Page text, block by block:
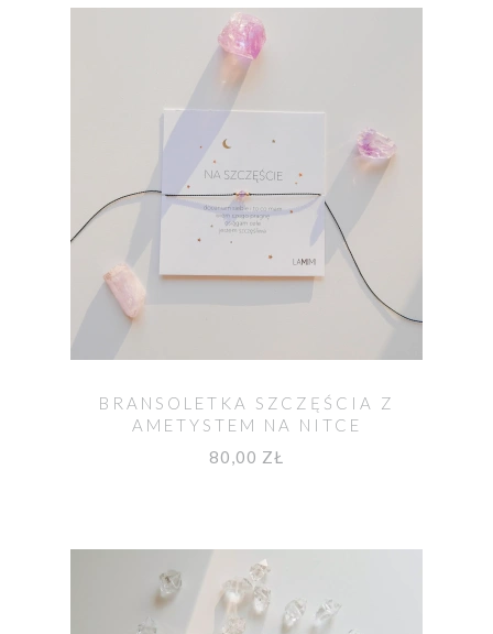
BRANSOLETKA SZCZĘŚCIA Z
AMETYSTEM NA NITCE
80,00 ZŁ